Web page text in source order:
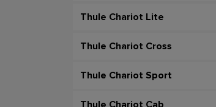
Thule Chariot Lite
Thule Chariot Cross
Thule Chariot Sport